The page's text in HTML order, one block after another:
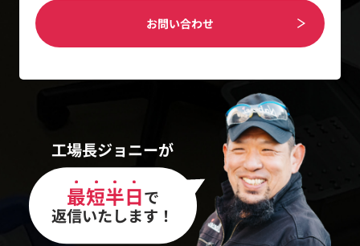
工場長ジョニーが
最短半日で
返信いたします！
お問い合わせ